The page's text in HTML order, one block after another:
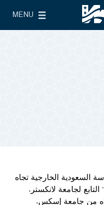
MENU
Main Menu
السعودية الخارجية تجاه
إسرائيل وزميل في برنامج "SEPAD" التابع لجامعة لانكستر.
من جامعة إسكس.